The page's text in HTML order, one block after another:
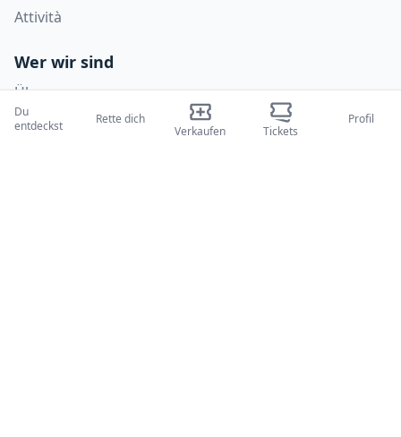
Attività
Wer wir sind
Über uns
Blogs
Du
entdeckst
Rette dich
Verkaufen
Tickets
Profil